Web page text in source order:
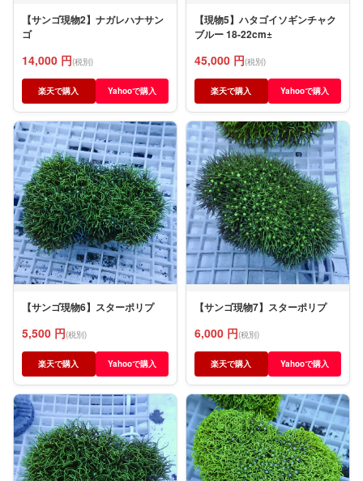
【サンゴ現物2】ナガレハナサン
ゴ
14,000 円(税別)
楽天で購入 Yahooで購入
【現物5】ハタゴイソギンチャク
ブルー 18-22cm±
45,000 円(税別)
楽天で購入 Yahooで購入
【サンゴ現物6】スターポリプ
5,500 円(税別)
楽天で購入 Yahooで購入
【サンゴ現物7】スターポリプ
6,000 円(税別)
楽天で購入 Yahooで購入